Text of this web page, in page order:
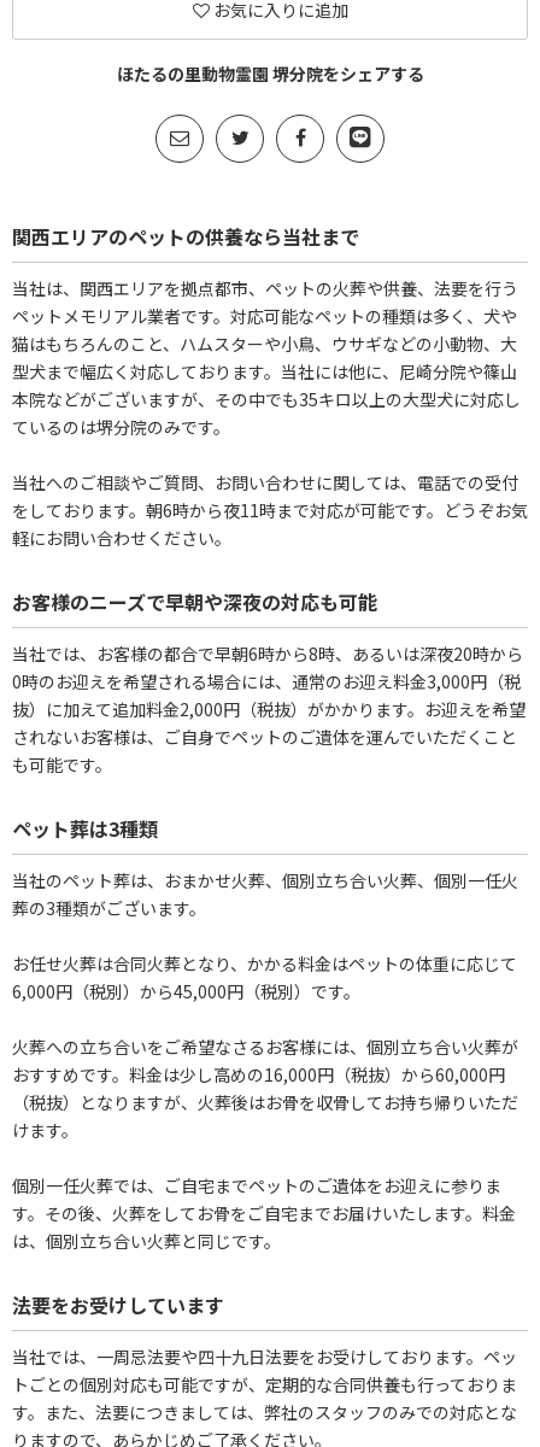
お気に入りに追加
ほたるの里動物霊園 堺分院をシェアする
関西エリアのペットの供養なら当社まで
当社は、関西エリアを拠点都市、ペットの火葬や供養、法要を行う
ペットメモリアル業者です。対応可能なペットの種類は多く、犬や
猫はもちろんのこと、ハムスターや小鳥、ウサギなどの小動物、大
型犬まで幅広く対応しております。当社には他に、尼崎分院や篠山
本院などがございますが、その中でも35キロ以上の大型犬に対応し
ているのは堺分院のみです。
当社へのご相談やご質問、お問い合わせに関しては、電話での受付
をしております。朝6時から夜11時まで対応が可能です。どうぞお気
軽にお問い合わせください。
お客様のニーズで早朝や深夜の対応も可能
当社では、お客様の都合で早朝6時から8時、あるいは深夜20時から
0時のお迎えを希望される場合には、通常のお迎え料金3,000円（税
抜）に加えて追加料金2,000円（税抜）がかかります。お迎えを希望
されないお客様は、ご自身でペットのご遺体を運んでいただくこと
も可能です。
ペット葬は3種類
当社のペット葬は、おまかせ火葬、個別立ち合い火葬、個別一任火
葬の3種類がございます。
お任せ火葬は合同火葬となり、かかる料金はペットの体重に応じて
6,000円（税別）から45,000円（税別）です。
火葬への立ち合いをご希望なさるお客様には、個別立ち合い火葬が
おすすめです。料金は少し高めの16,000円（税抜）から60,000円
（税抜）となりますが、火葬後はお骨を収骨してお持ち帰りいただ
けます。
個別一任火葬では、ご自宅までペットのご遺体をお迎えに参りま
す。その後、火葬をしてお骨をご自宅までお届けいたします。料金
は、個別立ち合い火葬と同じです。
法要をお受けしています
当社では、一周忌法要や四十九日法要をお受けしております。ペッ
トごとの個別対応も可能ですが、定期的な合同供養も行っておりま
す。また、法要につきましては、弊社のスタッフのみでの対応とな
りますので、あらかじめご了承ください。